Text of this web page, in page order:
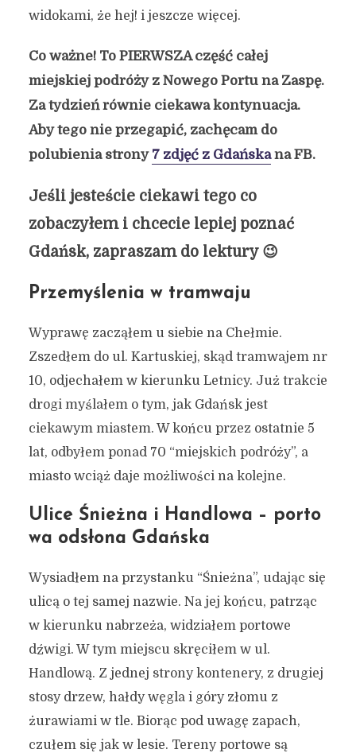
widokami, że hej! i jeszcze więcej.
Co ważne! To PIERWSZA część całej
miejskiej podróży z Nowego Portu na Zaspę.
Za tydzień równie ciekawa kontynuacja.
Aby tego nie przegapić, zachęcam do
polubienia strony 7 zdjęć z Gdańskana FB.
Jeśli jesteście ciekawi tego co
zobaczyłem i chcecie lepiej poznać
Gdańsk, zapraszam do lektury 😉
Przemyślenia w tramwaju
Wyprawę zacząłem u siebie na Chełmie.
Zszedłem do ul. Kartuskiej, skąd tramwajem nr
10, odjechałem w kierunku Letnicy. Już trakcie
drogi myślałem o tym, jak Gdańsk jest
ciekawym miastem. W końcu przez ostatnie 5
lat, odbyłem ponad 70 “miejskich podróży”, a
miasto wciąż daje możliwości na kolejne.
Ulice Śnieżna i Handlowa – porto
wa odsłona Gdańska
Wysiadłem na przystanku “Śnieżna”, udając się
ulicą o tej samej nazwie. Na jej końcu, patrząc
w kierunku nabrzeża, widziałem portowe
dźwigi. W tym miejscu skręciłem w ul.
Handlową. Z jednej strony kontenery, z drugiej
stosy drzew, hałdy węgla i góry złomu z
żurawiami w tle. Biorąc pod uwagę zapach,
czułem się jak w lesie. Tereny portowe są